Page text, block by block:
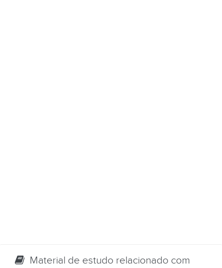
Material de estudo relacionado com